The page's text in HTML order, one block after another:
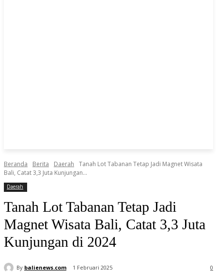
Beranda Berita Daerah
Tanah Lot Tabanan Tetap Jadi Magnet Wisata
Bali, Catat 3,3 Juta Kunjungan...
Daerah
Tanah Lot Tabanan Tetap Jadi
Magnet Wisata Bali, Catat 3,3 Juta
Kunjungan di 2024
By balienews.com 1 Februari 2025 0